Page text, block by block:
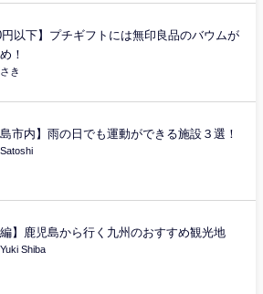
円以下】プチギフトには無印良品のバウムが
！
さき
島市内】雨の日でも運動ができる施設３選！
Satoshi
編】鹿児島から行く九州のおすすめ観光地
Yuki Shiba